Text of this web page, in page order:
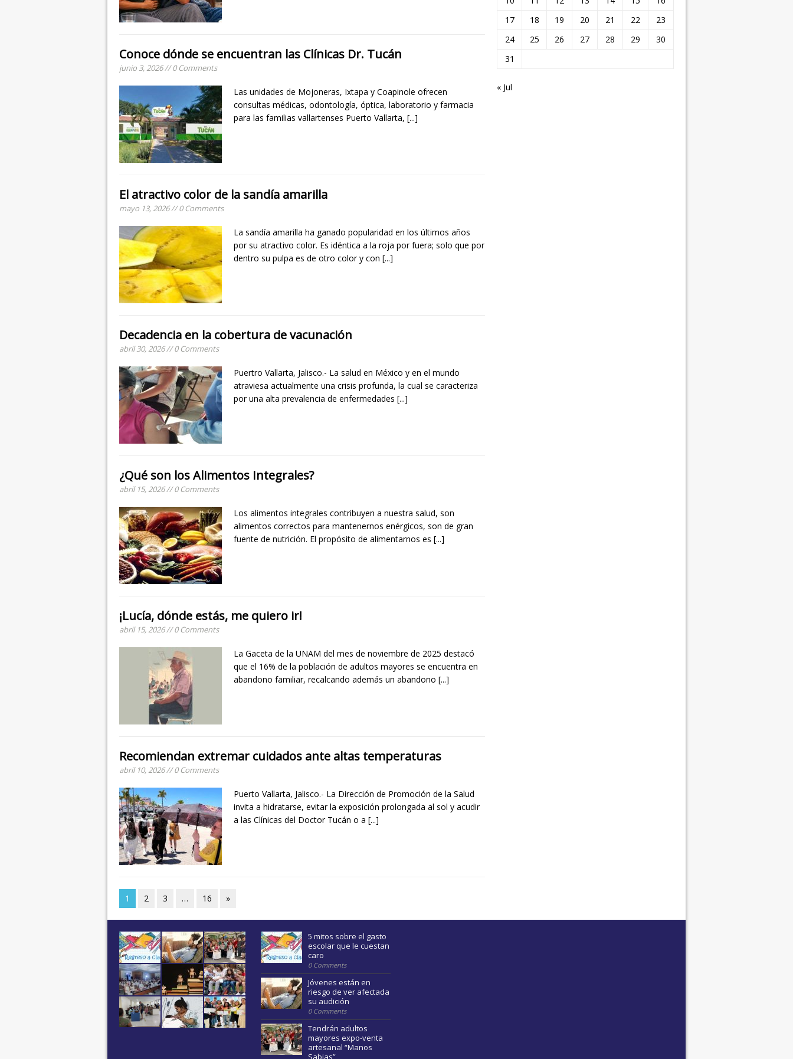
Conoce dónde se encuentran las Clínicas Dr. Tucán
junio 3, 2026 // 0 Comments
Las unidades de Mojoneras, Ixtapa y Coapinole ofrecen
consultas médicas, odontología, óptica, laboratorio y farmacia
para las familias vallartenses Puerto Vallarta, [...]
El atractivo color de la sandía amarilla
mayo 13, 2026 // 0 Comments
La sandía amarilla ha ganado popularidad en los últimos años
por su atractivo color. Es idéntica a la roja por fuera; solo que por
dentro su pulpa es de otro color y con [...]
Decadencia en la cobertura de vacunación
abril 30, 2026 // 0 Comments
Puertro Vallarta, Jalisco.- La salud en México y en el mundo
atraviesa actualmente una crisis profunda, la cual se caracteriza
por una alta prevalencia de enfermedades [...]
¿Qué son los Alimentos Integrales?
abril 15, 2026 // 0 Comments
Los alimentos integrales contribuyen a nuestra salud, son
alimentos correctos para mantenernos enérgicos, son de gran
fuente de nutrición. El propósito de alimentarnos es [...]
¡Lucía, dónde estás, me quiero ir!
abril 15, 2026 // 0 Comments
La Gaceta de la UNAM del mes de noviembre de 2025 destacó
que el 16% de la población de adultos mayores se encuentra en
abandono familiar, recalcando además un abandono [...]
Recomiendan extremar cuidados ante altas temperaturas
abril 10, 2026 // 0 Comments
Puerto Vallarta, Jalisco.- La Dirección de Promoción de la Salud
invita a hidratarse, evitar la exposición prolongada al sol y acudir
a las Clínicas del Doctor Tucán o a [...]
1 2 3 … 16 »
17
18 19 20 21 22
23
24
25 26 27 28 29
30
31
« Jul
5 mitos sobre el gasto
escolar que le cuestan
caro
0 Comments
Jóvenes están en
riesgo de ver afectada
su audición
0 Comments
Tendrán adultos
mayores expo-venta
artesanal “Manos
Sabias”